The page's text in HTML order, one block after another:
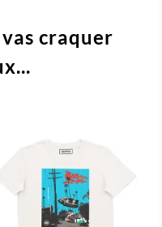
craquer